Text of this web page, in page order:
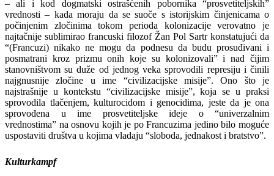
– ali i kod dogmatski ostrašćenih pobornika “prosvetiteljskih”
vrednosti – kada moraju da se suoče s istorijskim činjenicama o
počinjenim zločinima tokom perioda kolonizacije verovatno je
najtačnije sublimirao francuski filozof Žan Pol Sartr konstatujući da
“(Francuzi) nikako ne mogu da podnesu da budu prosuđivani i
posmatrani kroz prizmu onih koje su kolonizovali” i nad čijim
stanovništvom su duže od jednog veka sprovodili represiju i činili
najgnusnije zločine u ime “civilizacijske misije”. Ono što je
najstrašnije u kontekstu “civilizacijske misije”, koja se u praksi
sprovodila tlačenjem, kulturocidom i genocidima, jeste da je ona
sprovođena u ime prosvetiteljske ideje o “univerzalnim
vrednostima” na osnovu kojih je po Francuzima jedino bilo moguće
uspostaviti društva u kojima vladaju “sloboda, jednakost i bratstvo”.
Kulturkampf